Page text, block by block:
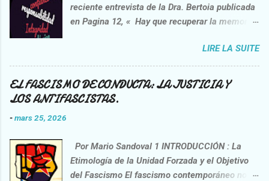
reciente entrevista de la Dra. Bertoia publicada
en Pagina 12, « Hay que recuperar la memoria
https://www.pagina12.com.ar/2026/02/06/danie
l-feierstein-hay-que-recuperar-la-memoria-de-
la-lucha-contra-la-impunidad/ , opera una
interpelación crítica sobre la praxis del
afirmaciones que nos interpelan como sujetos
racionales y miembros de una sociedad civil. Si
LIRE LA SUITE
EL FASCISMO DE CONDUCTA: LA JUSTICIA Y
LOS ANTIFASCISTAS.
-mars 25, 2026
Por Mario Sandoval 1 INTRODUCCIÓN : La
Etimología de la Unidad Forzada y el Objetivo
del Fascismo El fascismo contemporáneo no es